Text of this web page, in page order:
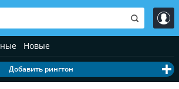
Новые
Добавить рингтон